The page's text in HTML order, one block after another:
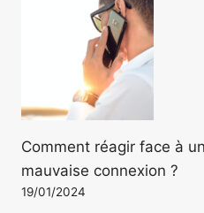
Comment réagir face à
mauvaise connexion ?
19/01/2024